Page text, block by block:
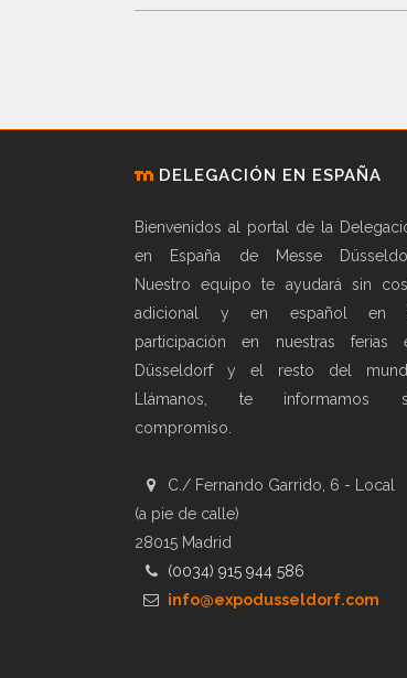
DELEGACIÓN EN ESPAÑA
Bienvenidos al portal de la
en España de Messe
Nuestro equipo te ayudará sin
adicional y en español en
participación en nuestras ferias
Düsseldorf y el resto del
Llámanos, te informamos
compromiso.
C./ Fernando Garrido, 6 - Local
(a pie de calle)
28015 Madrid
(0034) 915 944 586
info@expodusseldorf.com